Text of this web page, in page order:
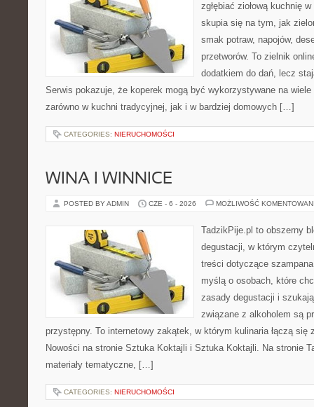
zgłębiać ziołową kuchnię
skupia się na tym, jak
smak potraw, napojów,
przetworów. To zielnik
dodatkiem do dań, lecz
Serwis pokazuje, że koperek mogą być wykorzystywane na
zarówno w kuchni tradycyjnej, jak i w bardziej domowych […]
CATEGORIES: NIERUCHOMOŚCI
WINA I WINNICE
POSTED BY ADMIN CZE - 6 - 2026 MOŻLIWOŚĆ
TadzikPije.pl to obszerny
degustacji, w którym
treści dotyczące
myślą o osobach, które
zasady degustacji i
związane z alkoholem są
przystępny. To internetowy zakątek, w którym kulinaria łączą się
Nowości na stronie Sztuka Koktajli i Sztuka Koktajli. Na stronie
materiały tematyczne, […]
CATEGORIES: NIERUCHOMOŚCI